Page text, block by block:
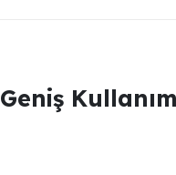
Geniş